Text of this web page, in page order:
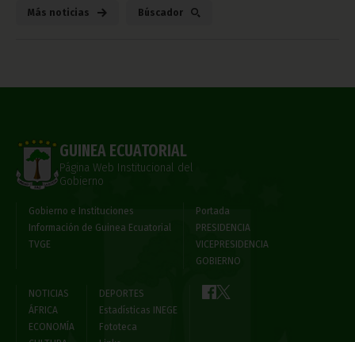
Más noticias Búscador
GUINEA ECUATORIAL
Página Web Institucional del
Gobierno
Gobierno e Instituciones
Información de Guinea Ecuatorial
TVGE
Portada
PRESIDENCIA
VICEPRESIDENCIA
GOBIERNO
NOTICIAS
ÁFRICA
ECONOMÍA
DEPORTES
Estadísticas INEGE
Fototeca